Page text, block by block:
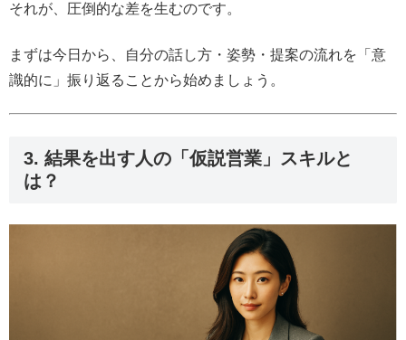
それが、圧倒的な差を生むのです。
まずは今日から、自分の話し方・姿勢・提案の流れを「意
識的に」振り返ることから始めましょう。
3. 結果を出す人の「仮説営業」スキルと
は？